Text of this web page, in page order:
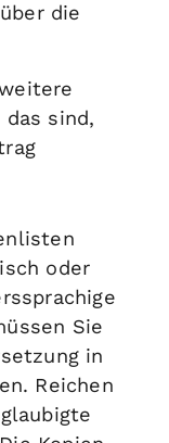
die
sind,
oder
Sie
in
Reichen